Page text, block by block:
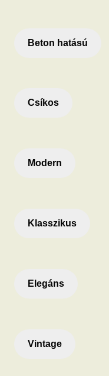
Beton hatású
Csíkos
Modern
Klasszikus
Elegáns
Vintage